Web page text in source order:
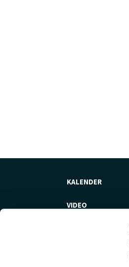
KALENDER
VIDEO